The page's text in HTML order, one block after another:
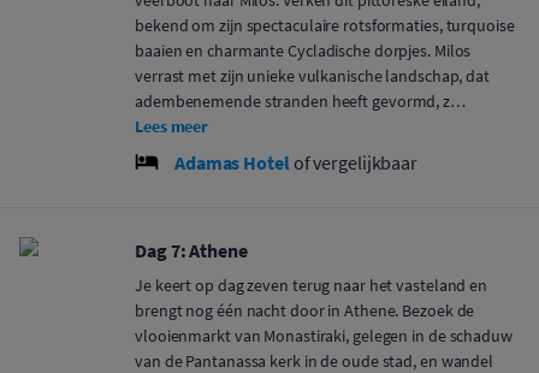
bekend om zijn spectaculaire rotsformaties, turquoise
baaien en charmante Cycladische dorpjes. Milos
verrast met zijn unieke vulkanische landschap, dat
adembenemende stranden heeft gevormd, z…
Lees meer
Adamas Hotelof vergelijkbaar
Dag 7: Athene
Je keert op dag zeven terug naar het vasteland en
brengt nog één nacht door in Athene. Bezoek de
vlooienmarkt van Monastiraki, gelegen in de schaduw
van de Pantanassa kerk in de oude stad, en wandel